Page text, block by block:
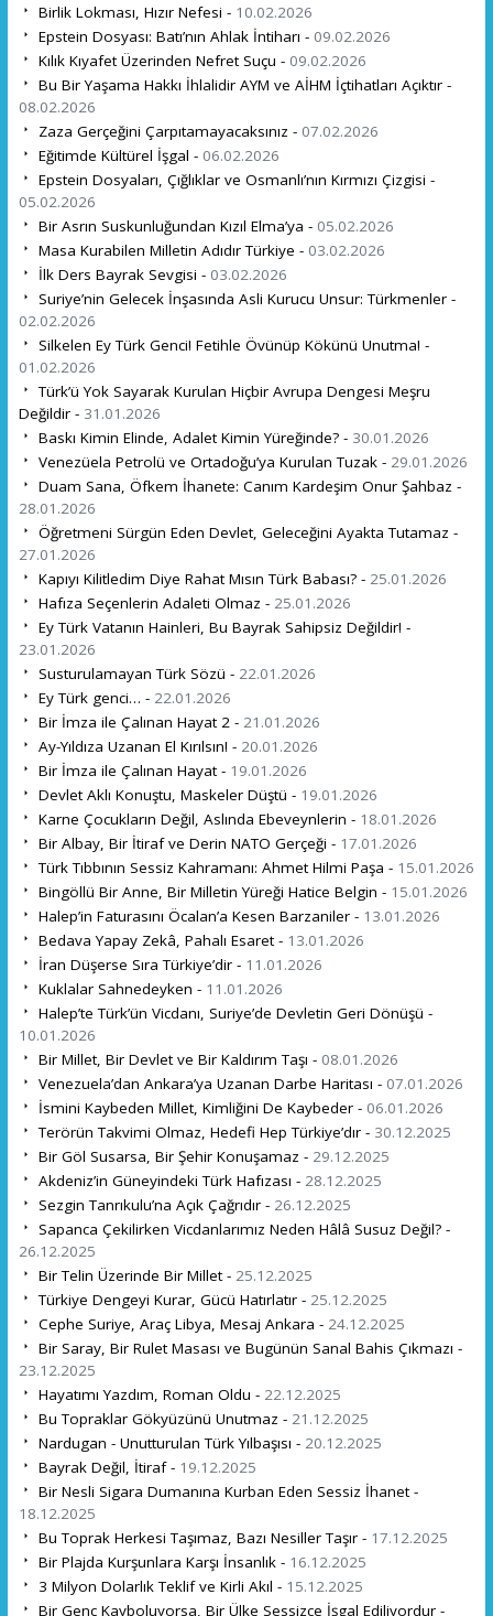
Birlik Lokması, Hızır Nefesi - 10.02.2026
Epstein Dosyası: Batı’nın Ahlak İntiharı - 09.02.2026
Kılık Kıyafet Üzerinden Nefret Suçu - 09.02.2026
Bu Bir Yaşama Hakkı İhlalidir AYM ve AİHM İçtihatları Açıktır -
08.02.2026
Zaza Gerçeğini Çarpıtamayacaksınız - 07.02.2026
Eğitimde Kültürel İşgal - 06.02.2026
Epstein Dosyaları, Çığlıklar ve Osmanlı’nın Kırmızı Çizgisi -
05.02.2026
Bir Asrın Suskunluğundan Kızıl Elma’ya - 05.02.2026
Masa Kurabilen Milletin Adıdır Türkiye - 03.02.2026
İlk Ders Bayrak Sevgisi - 03.02.2026
Suriye’nin Gelecek İnşasında Asli Kurucu Unsur: Türkmenler -
02.02.2026
Silkelen Ey Türk Genci! Fetihle Övünüp Kökünü Unutma! -
01.02.2026
Türk’ü Yok Sayarak Kurulan Hiçbir Avrupa Dengesi Meşru
Değildir - 31.01.2026
Baskı Kimin Elinde, Adalet Kimin Yüreğinde? - 30.01.2026
Venezüela Petrolü ve Ortadoğu’ya Kurulan Tuzak - 29.01.2026
Duam Sana, Öfkem İhanete: Canım Kardeşim Onur Şahbaz -
28.01.2026
Öğretmeni Sürgün Eden Devlet, Geleceğini Ayakta Tutamaz -
27.01.2026
Kapıyı Kilitledim Diye Rahat Mısın Türk Babası? - 25.01.2026
Hafıza Seçenlerin Adaleti Olmaz - 25.01.2026
Ey Türk Vatanın Hainleri, Bu Bayrak Sahipsiz Değildir! -
23.01.2026
Susturulamayan Türk Sözü - 22.01.2026
Ey Türk genci… - 22.01.2026
Bir İmza ile Çalınan Hayat 2 - 21.01.2026
Ay-Yıldıza Uzanan El Kırılsın! - 20.01.2026
Bir İmza ile Çalınan Hayat - 19.01.2026
Devlet Aklı Konuştu, Maskeler Düştü - 19.01.2026
Karne Çocukların Değil, Aslında Ebeveynlerin - 18.01.2026
Bir Albay, Bir İtiraf ve Derin NATO Gerçeği - 17.01.2026
Türk Tıbbının Sessiz Kahramanı: Ahmet Hilmi Paşa - 15.01.2026
Bingöllü Bir Anne, Bir Milletin Yüreği Hatice Belgin - 15.01.2026
Halep’in Faturasını Öcalan’a Kesen Barzaniler - 13.01.2026
Bedava Yapay Zekâ, Pahalı Esaret - 13.01.2026
İran Düşerse Sıra Türkiye’dir - 11.01.2026
Kuklalar Sahnedeyken - 11.01.2026
Halep’te Türk’ün Vicdanı, Suriye’de Devletin Geri Dönüşü -
10.01.2026
Bir Millet, Bir Devlet ve Bir Kaldırım Taşı - 08.01.2026
Venezuela’dan Ankara’ya Uzanan Darbe Haritası - 07.01.2026
İsmini Kaybeden Millet, Kimliğini De Kaybeder - 06.01.2026
Terörün Takvimi Olmaz, Hedefi Hep Türkiye’dır - 30.12.2025
Bir Göl Susarsa, Bir Şehir Konuşamaz - 29.12.2025
Akdeniz’in Güneyindeki Türk Hafızası - 28.12.2025
Sezgin Tanrıkulu’na Açık Çağrıdır - 26.12.2025
Sapanca Çekilirken Vicdanlarımız Neden Hâlâ Susuz Değil? -
26.12.2025
Bir Telin Üzerinde Bir Millet - 25.12.2025
Türkiye Dengeyi Kurar, Gücü Hatırlatır - 25.12.2025
Cephe Suriye, Araç Libya, Mesaj Ankara - 24.12.2025
Bir Saray, Bir Rulet Masası ve Bugünün Sanal Bahis Çıkmazı -
23.12.2025
Hayatımı Yazdım, Roman Oldu - 22.12.2025
Bu Topraklar Gökyüzünü Unutmaz - 21.12.2025
Nardugan - Unutturulan Türk Yılbaşısı - 20.12.2025
Bayrak Değil, İtiraf - 19.12.2025
Bir Nesli Sigara Dumanına Kurban Eden Sessiz İhanet -
18.12.2025
Bu Toprak Herkesi Taşımaz, Bazı Nesiller Taşır - 17.12.2025
Bir Plajda Kurşunlara Karşı İnsanlık - 16.12.2025
3 Milyon Dolarlık Teklif ve Kirli Akıl - 15.12.2025
Bir Genç Kayboluyorsa, Bir Ülke Sessizce İşgal Ediliyordur -